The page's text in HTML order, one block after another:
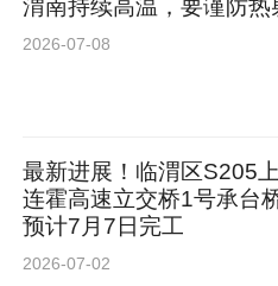
渭南持续高温，要谨防热
2026-07-08
最新进展！临渭区S205
连霍高速立交桥1号承台
预计7月7日完工
2026-07-02